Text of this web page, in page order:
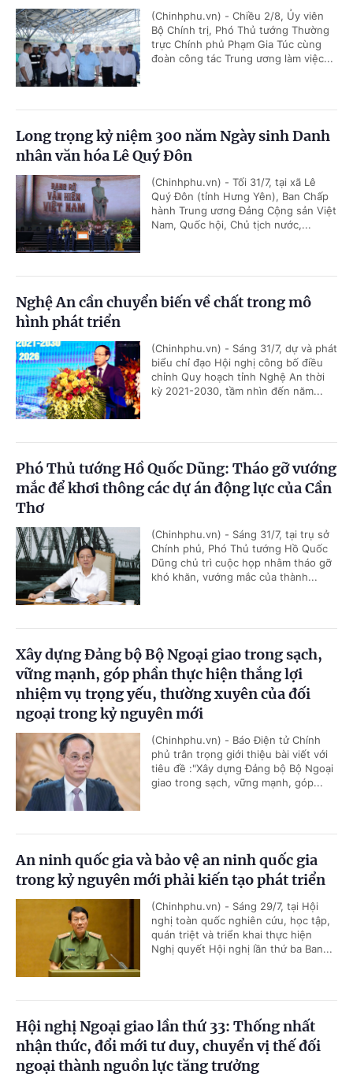
(Chinhphu.vn) - Chiều 2/8, Ủy viên
Bộ Chính trị, Phó Thủ tướng Thường
trực Chính phủ Phạm Gia Túc cùng
đoàn công tác Trung ương làm việc...
Long trọng kỷ niệm 300 năm Ngày sinh Danh
nhân văn hóa Lê Quý Đôn
(Chinhphu.vn) - Tối 31/7, tại xã Lê
Quý Đôn (tỉnh Hưng Yên), Ban Chấp
hành Trung ương Đảng Cộng sản Việt
Nam, Quốc hội, Chủ tịch nước,...
Nghệ An cần chuyển biến về chất trong mô
hình phát triển
(Chinhphu.vn) - Sáng 31/7, dự và phát
biểu chỉ đạo Hội nghị công bố điều
chỉnh Quy hoạch tỉnh Nghệ An thời
kỳ 2021-2030, tầm nhìn đến năm...
Phó Thủ tướng Hồ Quốc Dũng: Tháo gỡ vướng
mắc để khơi thông các dự án động lực của Cần
Thơ
(Chinhphu.vn) - Sáng 31/7, tại trụ sở
Chính phủ, Phó Thủ tướng Hồ Quốc
Dũng chủ trì cuộc họp nhằm tháo gỡ
khó khăn, vướng mắc của thành...
Xây dựng Đảng bộ Bộ Ngoại giao trong sạch,
vững mạnh, góp phần thực hiện thắng lợi
nhiệm vụ trọng yếu, thường xuyên của đối
ngoại trong kỷ nguyên mới
(Chinhphu.vn) - Báo Điện tử Chính
phủ trân trọng giới thiệu bài viết với
tiêu đề :"Xây dựng Đảng bộ Bộ Ngoại
giao trong sạch, vững mạnh, góp...
An ninh quốc gia và bảo vệ an ninh quốc gia
trong kỷ nguyên mới phải kiến tạo phát triển
(Chinhphu.vn) - Sáng 29/7, tại Hội
nghị toàn quốc nghiên cứu, học tập,
quán triệt và triển khai thực hiện
Nghị quyết Hội nghị lần thứ ba Ban...
Hội nghị Ngoại giao lần thứ 33: Thống nhất
nhận thức, đổi mới tư duy, chuyển vị thế đối
ngoại thành nguồn lực tăng trưởng